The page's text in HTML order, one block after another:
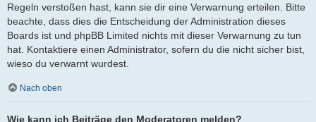
Regeln verstoßen hast, kann sie dir eine Verwarnung erteilen. Bitte
beachte, dass dies die Entscheidung der Administration dieses
Boards ist und phpBB Limited nichts mit dieser Verwarnung zu tun
hat. Kontaktiere einen Administrator, sofern du die nicht sicher bist,
wieso du verwarnt wurdest.
Nach oben
Wie kann ich Beiträge den Moderatoren melden?